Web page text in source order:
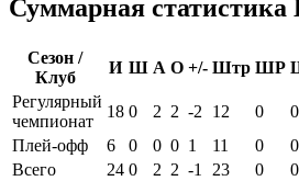
Суммарная
Сезон /
Клуб
И Ш А О +/- Штр ШР
Регулярный
чемпионат
18 0 2 2 -2 12 0 0
Плей-офф
6 0 0 0 1 11 0 0
Всего
24 0 2 2 -1 23 0 0